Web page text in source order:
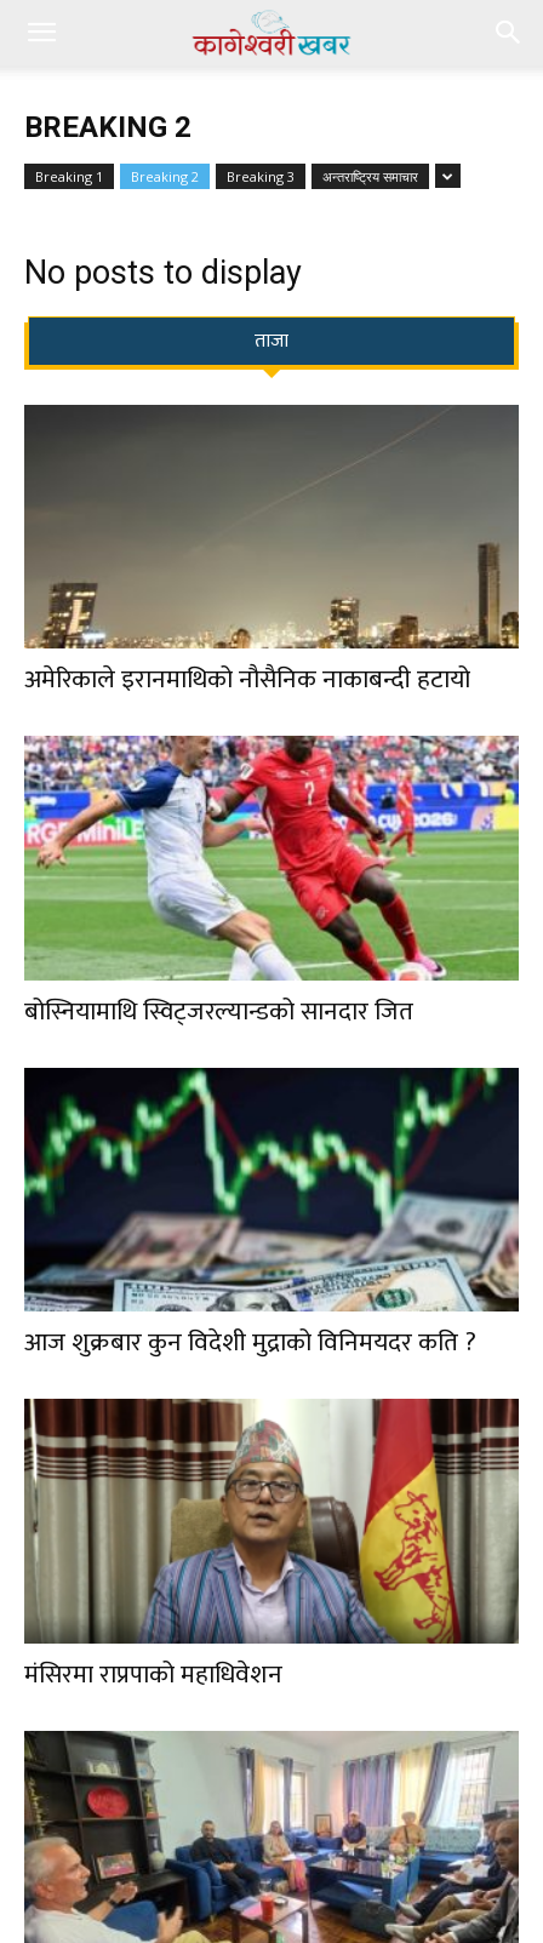
BREAKING 2
Breaking 1 Breaking 2 Breaking 3 अन्तराष्ट्रिय समाचार
No posts to display
ताजा
अमेरिकाले इरानमाथिको नौसैनिक नाकाबन्दी हटायो
बोस्नियामाथि स्विट्जरल्यान्डको सानदार जित
आज शुक्रबार कुन विदेशी मुद्राको विनिमयदर कति ?
मंसिरमा राप्रपाको महाधिवेशन